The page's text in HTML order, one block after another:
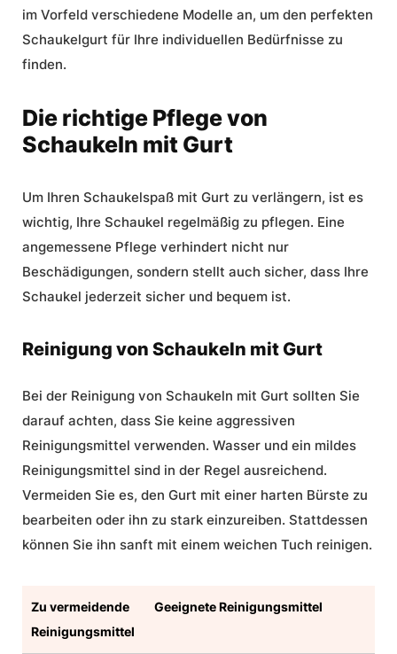
im Vorfeld verschiedene Modelle an, um den perfekten
Schaukelgurt für Ihre individuellen Bedürfnisse zu
finden.
Die richtige Pflege von
Schaukeln mit Gurt
Um Ihren Schaukelspaß mit Gurt zu verlängern, ist es
wichtig, Ihre Schaukel regelmäßig zu pflegen. Eine
angemessene Pflege verhindert nicht nur
Beschädigungen, sondern stellt auch sicher, dass Ihre
Schaukel jederzeit sicher und bequem ist.
Reinigung von Schaukeln mit Gurt
Bei der Reinigung von Schaukeln mit Gurt sollten Sie
darauf achten, dass Sie keine aggressiven
Reinigungsmittel verwenden. Wasser und ein mildes
Reinigungsmittel sind in der Regel ausreichend.
Vermeiden Sie es, den Gurt mit einer harten Bürste zu
bearbeiten oder ihn zu stark einzureiben. Stattdessen
können Sie ihn sanft mit einem weichen Tuch reinigen.
Zu vermeidende
Reinigungsmittel
Geeignete Reinigungsmittel